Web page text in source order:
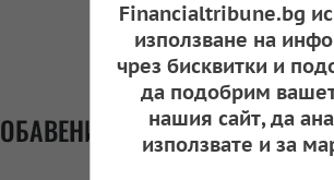
Financialtribune.bg
използване на
чрез бисквитки и
да подобрим
нашия сайт, да
използвате и за